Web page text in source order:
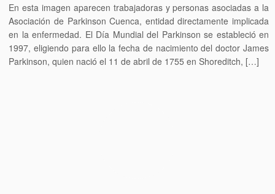
En esta imagen aparecen trabajadoras y personas asociadas a la
Asociación de Parkinson Cuenca, entidad directamente implicada
en la enfermedad. El Día Mundial del Parkinson se estableció en
1997, eligiendo para ello la fecha de nacimiento del doctor James
Parkinson, quien nació el 11 de abril de 1755 en Shoreditch, […]